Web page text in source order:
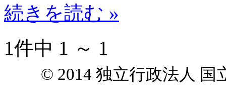
続きを読む »
1件中 1 ～ 1
© 2014 独立行政法人 国